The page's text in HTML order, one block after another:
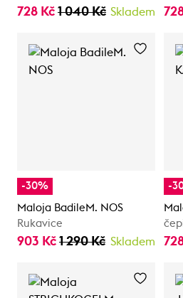
728 Kč 1 040 Kč Skladem
-30%
Maloja BadileM. NOS
Rukavice
903 Kč 1 290 Kč Skladem
-